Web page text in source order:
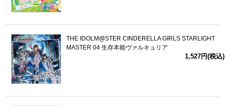
THE IDOLM@STER CINDERELLA GIRLS STARLIGHT
MASTER 04 生存本能ヴァルキュリア
1,527円(税込)